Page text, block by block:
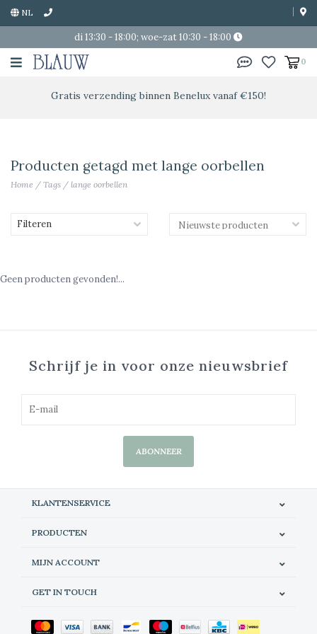
NL
di 13:30 - 18:00; woe-zat 10:30 - 18:00
0
Gratis verzending binnen Benelux vanaf €150!
Producten getagd met lange oorbellen
Home / Tags / lange oorbellen
Filteren
Geen producten gevonden!...
Schrijf je in voor onze nieuwsbrief
ABONNEER
KLANTENSERVICE
PRODUCTEN
MIJN ACCOUNT
GET IN TOUCH